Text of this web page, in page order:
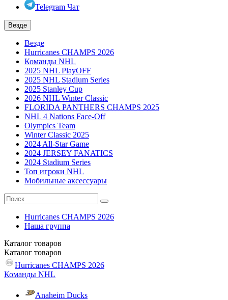
Telegram Чат
Везде
Везде
Hurricanes CHAMPS 2026
Команды NHL
2025 NHL PlayOFF
2025 NHL Stadium Series
2025 Stanley Cup
2026 NHL Winter Classic
FLORIDA PANTHERS CHAMPS 2025
NHL 4 Nations Face-Off
Olympics Team
Winter Classic 2025
2024 All-Star Game
2024 JERSEY FANATICS
2024 Stadium Series
Топ игроки NHL
Мобильные аксессуары
Hurricanes CHAMPS 2026
Наша группа
Каталог товаров
Каталог товаров
Hurricanes CHAMPS 2026
Команды NHL
Anaheim Ducks